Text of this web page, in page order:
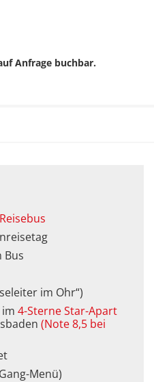
Anfrage buchbar.
Bus
im Ohr“)
4-Sterne Star-Apart
(Note 8,5 bei
Menü)